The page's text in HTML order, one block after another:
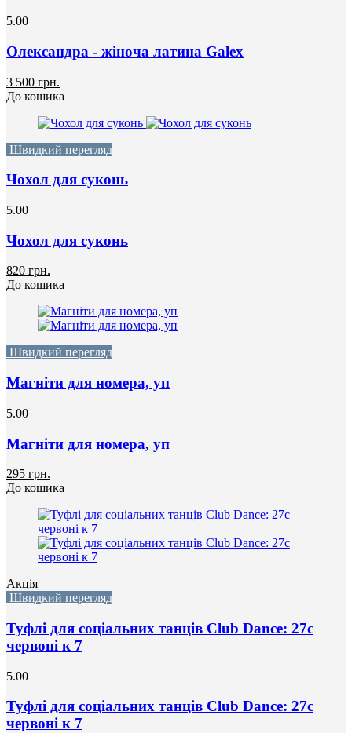
5.00
Олександра - жіноча латина Galex
3 500 грн.
До кошика
Швидкий перегляд
Чохол для суконь
5.00
Чохол для суконь
820 грн.
До кошика
Швидкий перегляд
Магніти для номера, уп
5.00
Магніти для номера, уп
295 грн.
До кошика
Акція
Швидкий перегляд
Туфлі для соціальних танців Club Dance: 27с
червоні к 7
5.00
Туфлі для соціальних танців Club Dance: 27с
червоні к 7